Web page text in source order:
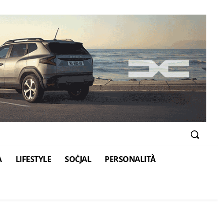
LIFESTYLE SOĊJAL PERSONALITÀ